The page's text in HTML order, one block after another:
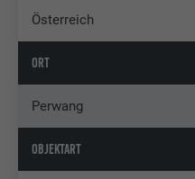
Österreich
ORT
Perwang
OBJEKTART